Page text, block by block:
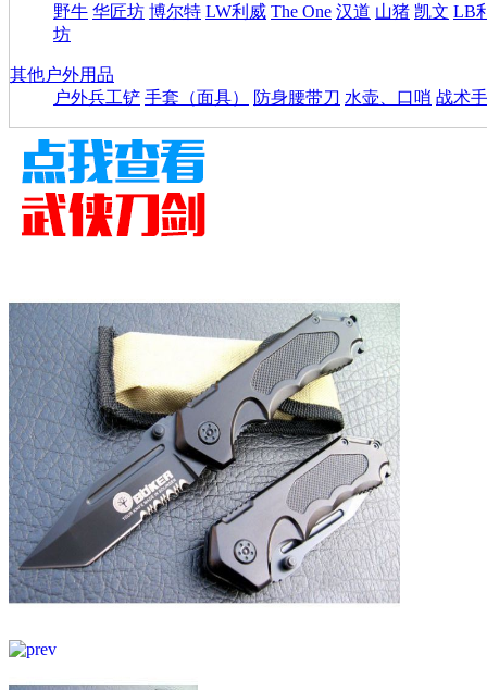
野牛 华匠坊 博尔特 LW利威 The One 汉道 山猪 凯文 LB
坊
其他户外用品
户外兵工铲 手套（面具） 防身腰带刀 水壶、口哨 战术